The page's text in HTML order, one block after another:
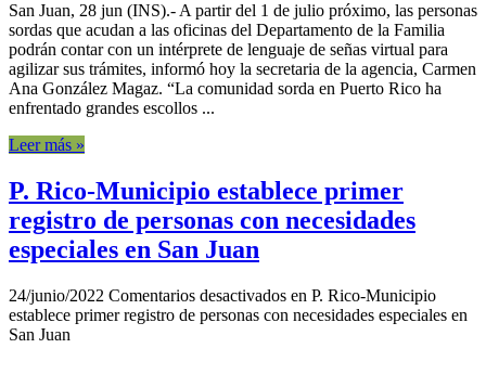
San Juan, 28 jun (INS).- A partir del 1 de julio próximo, las personas
sordas que acudan a las oficinas del Departamento de la Familia
podrán contar con un intérprete de lenguaje de señas virtual para
agilizar sus trámites, informó hoy la secretaria de la agencia, Carmen
Ana González Magaz. “La comunidad sorda en Puerto Rico ha
enfrentado grandes escollos ...
Leer más »
P. Rico-Municipio establece primer
registro de personas con necesidades
especiales en San Juan
24/junio/2022 Comentarios desactivados en P. Rico-Municipio
establece primer registro de personas con necesidades especiales en
San Juan